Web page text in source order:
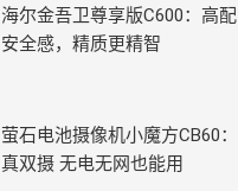
海尔金吾卫尊享版C600：高配
安全感，精质更精智
萤石电池摄像机小魔方CB60：
真双摄 无电无网也能用